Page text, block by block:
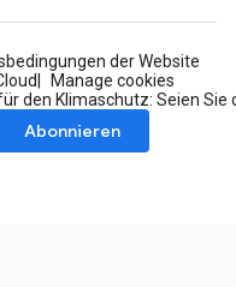
der Website
Manage cookies
den Klimaschutz: Seien Sie
Abonnieren